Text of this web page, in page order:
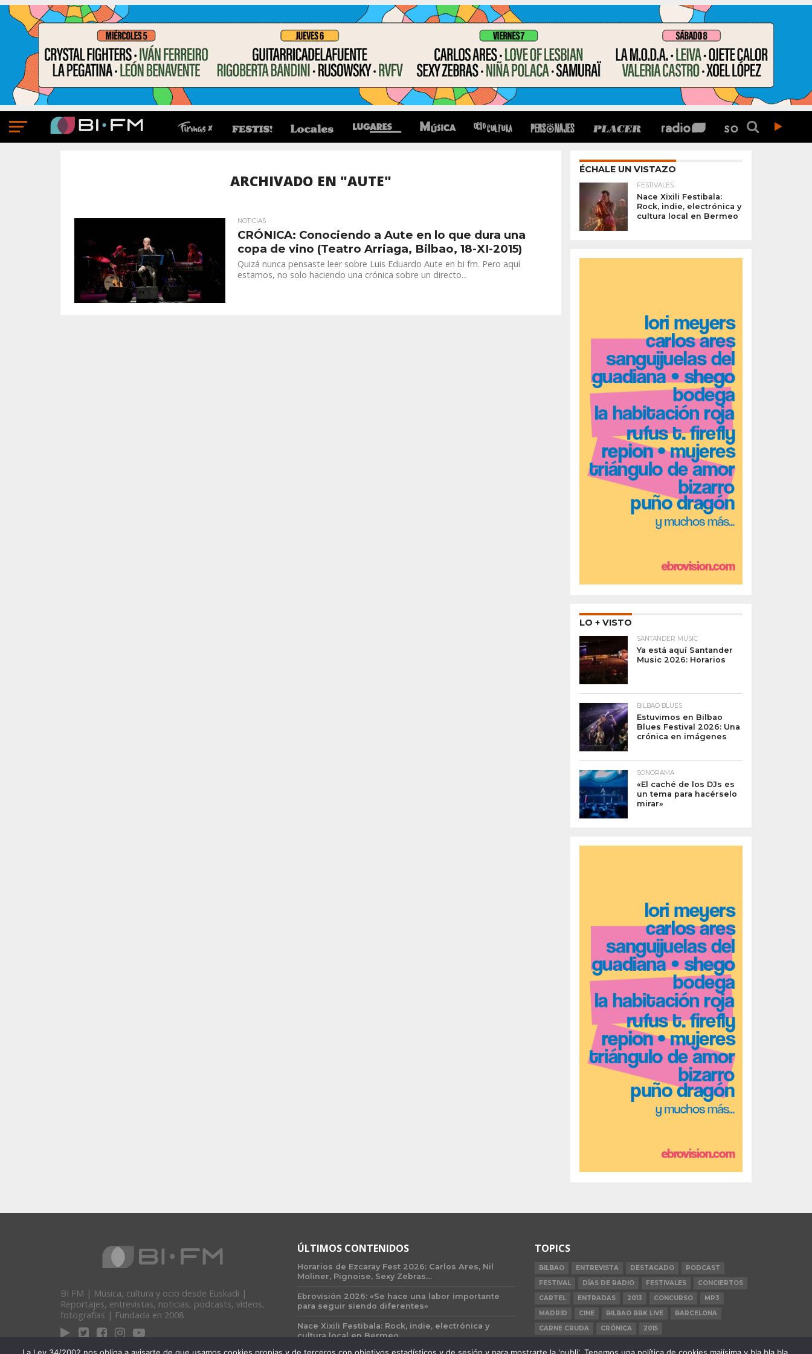
ARCHIVADO EN "AUTE"
NOTICIAS
CRÓNICA: Conociendo a Aute en lo que dura una
copa de vino (Teatro Arriaga, Bilbao, 18-XI-2015)
Quizá nunca pensaste leer sobre Luis Eduardo Aute en bi fm. Pero aquí
estamos, no solo haciendo una crónica sobre un directo...
ÉCHALE UN VISTAZO
FESTIVALES
Nace Xixili Festibala:
Rock, indie, electrónica y
cultura local en Bermeo
LO + VISTO
SANTANDER MUSIC
Ya está aquí Santander
Music 2026: Horarios
BILBAO BLUES
Estuvimos en Bilbao
Blues Festival 2026: Una
crónica en imágenes
SONORAMA
«El caché de los DJs es
un tema para hacérselo
mirar»
BI FM | Música, cultura y ocio desde Euskadi |
Reportajes, entrevistas, noticias, podcasts, vídeos,
fotografías | Fundada en 2008
ÚLTIMOS CONTENIDOS
Horarios de Ezcaray Fest 2026: Carlos Ares, Nil
Moliner, Pignoise, Sexy Zebras…
Ebrovisión 2026: «Se hace una labor importante
para seguir siendo diferentes»
Nace Xixili Festibala: Rock, indie, electrónica y
cultura local en Bermeo
TOPICS
BILBAO ENTREVISTA DESTACADO
PODCAST
FESTIVAL
DÍAS DE RADIO FESTIVALES
CONCIERTOS
CARTEL
ENTRADAS 2013 CONCURSO
MP3
MADRID
CINE BILBAO BBK LIVE
BARCELONA
CARNE CRUDA
CRÓNICA 2015